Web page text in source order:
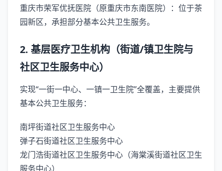
‌重庆市荣军优抚医院‌（原重庆市东南医院）：位于茶
园新区，承担部分基本公共卫生服务。‌‌
‌2. 基层医疗卫生机构（街道/镇卫生院与
社区卫生服务中心）‌
实现“一街一中心、一镇一卫生院”全覆盖，主要提供
基本公共卫生服务：
‌南坪街道社区卫生服务中心‌
‌弹子石街道社区卫生服务中心‌
‌龙门浩街道社区卫生服务中心‌（海棠溪街道社区卫生
服务中心）